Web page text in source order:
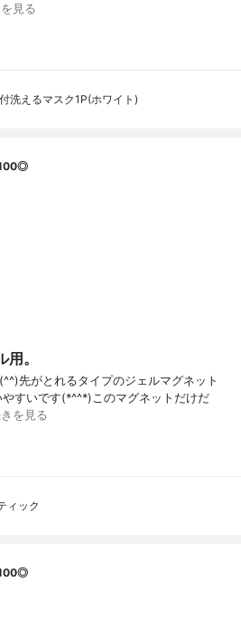
見る
洗えるマスク1P(ホワイト)
。
先がとれるタイプのジェルマグネット
すいです(*^^*)このマグネットだけだ
を見る
ィック